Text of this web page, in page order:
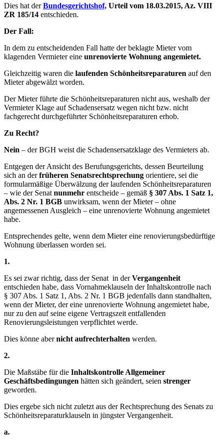
Dies hat derBundesgerichtshof, Urteil vom 18.03.2015, Az. VIII
ZR 185/14 entschieden.
Der Fall:
In dem zu entscheidenden Fall hatte der beklagte Mieter vom
klagenden Vermieter eine unrenovierte Wohnung angemietet.
Gleichzeitig waren die laufenden Schönheitsreparaturen auf den
Mieter abgewälzt worden.
Der Mieter führte die Schönheitsreparaturen nicht aus, weshalb der
Vermieter Klage auf Schadensersatz wegen nicht bzw. nicht
fachgerecht durchgeführter Schönheitsreparaturen erhob.
Zu Recht?
Nein – der BGH weist die Schadensersatzklage des Vermieters ab.
Entgegen der Ansicht des Berufungsgerichts, dessen Beurteilung
sich an derfrüheren Senatsrechtsprechung orientiere, sei die
formularmäßige Überwälzung der laufenden Schönheitsreparaturen
– wie der Senat nunmehr entscheide – gemäß § 307 Abs. 1 Satz 1,
Abs. 2 Nr. 1 BGB unwirksam, wenn der Mieter – ohne
angemessenen Ausgleich – eine unrenovierte Wohnung angemietet
habe.
Entsprechendes gelte, wenn dem Mieter eine renovierungsbedürftige
Wohnung überlassen worden sei.
1.
Es sei zwar richtig, dass der Senat in derVergangenheit
entschieden habe, dass Vornahmeklauseln der Inhaltskontrolle nach
§ 307 Abs. 1 Satz 1, Abs. 2 Nr. 1 BGB jedenfalls dann standhalten,
wenn der Mieter, der eine unrenovierte Wohnung angemietet habe,
nur zu den auf seine eigene Vertragszeit entfallenden
Renovierungsleistungen verpflichtet werde.
Dies könne abernicht aufrechterhalten werden.
2.
Die Maßstäbe für die Inhaltskontrolle Allgemeiner
Geschäftsbedingungen hätten sich geändert, seien strenger
geworden.
Dies ergebe sich nicht zuletzt aus der Rechtsprechung des Senats zu
Schönheitsreparaturklauseln in jüngster Vergangenheit.
a.